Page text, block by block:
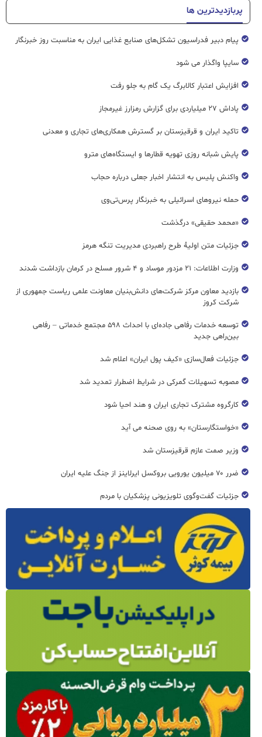
پربازدیدترین ها
پیام دبیر فدراسیون تشکل‌های صنایع غذایی ایران به مناسبت روز خبرنگار
سایپا واگذار می شود
افزایش اعتبار کالابرگ یک گام به جلو رفت
پاداش ۲۷ میلیاردی برای گزارش رمزارز غیرمجاز
تاکید ایران و قرقیزستان بر گسترش همکاری‌های تجاری و معدنی
پایش شبانه روزی تهویه قطار‌ها و ایستگاه‌های مترو
واکنش پلیس به انتشار اخبار جعلی درباره حجاب
حمله نیروهای اسرائیلی به خبرنگار پرس‌تی‌وی
«محمد حقیقی» درگذشت
جزئیات متن اولیۀ طرح راهبردی مدیریت تنگه هرمز
وزارت اطلاعات: ۲۱ مزدور موساد و ۴ شرور مسلح در کرمان بازداشت شدند
بازدید معاون مرکز شرکت‌های دانش‌بنیان معاونت علمی ریاست جمهوری از
شرکت کروز
توسعه خدمات رفاهی جاده‌ای با احداث ۵۹۸ مجتمع خدماتی – رفاهی
بین‌راهی جدید
جزئیات فعال‌سازی «کیف پول ایران» اعلام شد
مصوبه تسهیلات گمرکی در شرایط اضطرار تمدید شد
کارگروه مشترک تجاری ایران و هند احیا شود
«خواستگارستان» به روی صحنه می آید
وزیر صمت عازم قرقیزستان شد
ضرر ۷۰ میلیون یورویی بروکسل ایرلاینز از جنگ علیه ایران
جزئیات گفت‌وگوی تلویزیونی پزشکیان با مردم